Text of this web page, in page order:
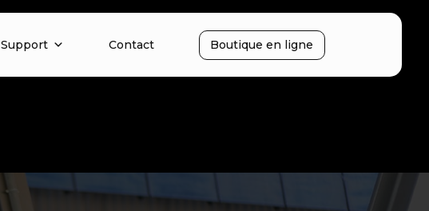
Support Contact Boutique en ligne